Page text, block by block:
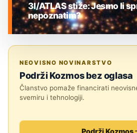
3I/ATLAS stiže: Jesmo li
nepoznatim?
NEOVISNO NOVINARSTVO
Podrži Kozmos bez oglasa
Članstvo pomaže financirati
svemiru i tehnologiji.
Podrži Kozmos